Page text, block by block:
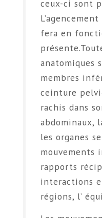
ceux-ci sont
fera en
anatomiques
membres
ceinture
rachis dans
abdominaux,
les organes
mouvements
rapports
interactions
régions, l’